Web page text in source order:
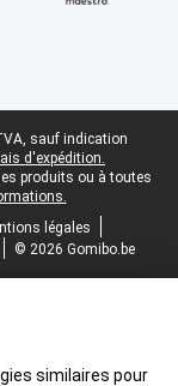
sauf indication
d'expédition.
produits ou à toutes
légales
© 2026 Gomibo.be
similaires pour